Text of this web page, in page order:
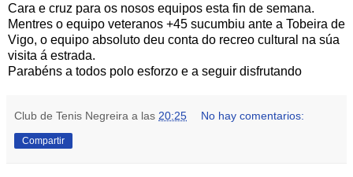
Cara e cruz para os nosos equipos esta fin de semana.
Mentres o equipo veteranos +45 sucumbiu ante a Tobeira de
Vigo, o equipo absoluto deu conta do recreo cultural na súa
visita á estrada.
Parabéns a todos polo esforzo e a seguir disfrutando
Club de Tenis Negreira a las 20:25 No hay comentarios:
Compartir